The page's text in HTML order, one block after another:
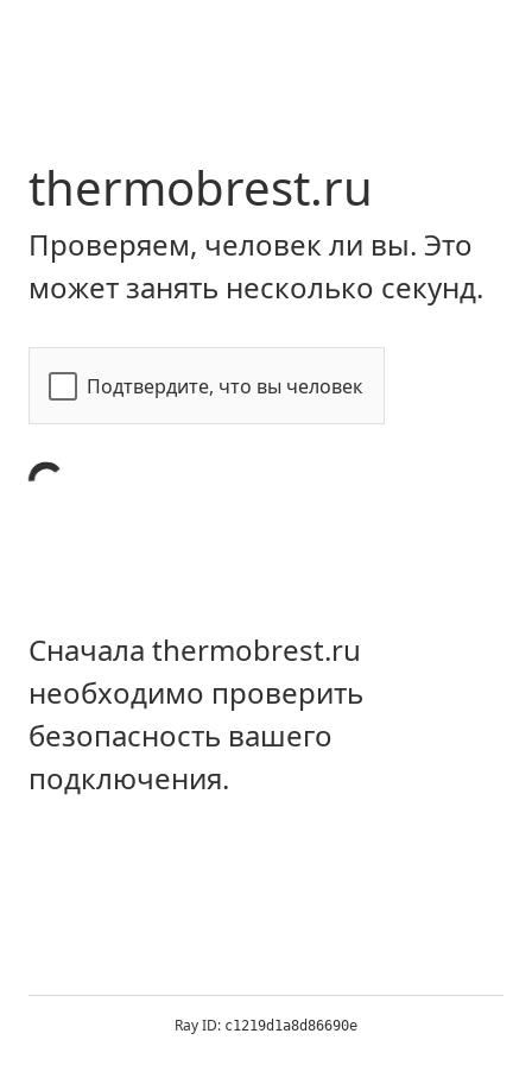
thermobrest.ru
Проверяем, человек ли вы. Это
может занять несколько секунд.
Подтвердите, что вы человек
Сначала thermobrest.ru
необходимо проверить
безопасность вашего
подключения.
Ray ID: c1219d1a8d86690e